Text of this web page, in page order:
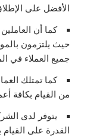
الأفضل على
كما أن
حيث يلتزمون
جميع العملاء في
كما تمتلك
من القيام بكافة
يتوفر لدى
القدرة على